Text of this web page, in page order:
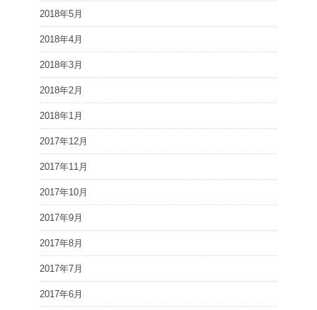
2018年5月
2018年4月
2018年3月
2018年2月
2018年1月
2017年12月
2017年11月
2017年10月
2017年9月
2017年8月
2017年7月
2017年6月